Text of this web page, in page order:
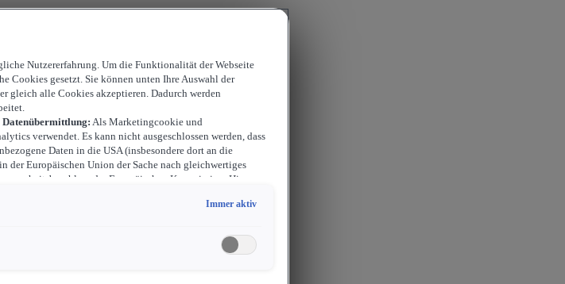
Nutzererfahrung. Um die Funktionalität der Webseite
Cookies gesetzt. Sie können unten Ihre Auswahl der
alle Cookies akzeptieren. Dadurch werden
Datenübermittlung: Als Marketingcookie und
verwendet. Es kann nicht ausgeschlossen werden, dass
Daten in die USA (insbesondere dort an die
der Europäischen Union der Sache nach gleichwertiges
der Europäischen Kommission. Hieraus
bestehen, und weil nicht ausgeschlossen
und Freiheiten nicht auf das absolut Notwendige
für Marketingzwecke oder Leistungscookies auch für
Immer aktiv